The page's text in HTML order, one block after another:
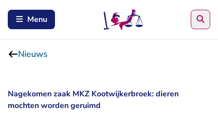
Menu
Nieuws
Nagekomen zaak MKZ Kootwijkerbroek: dieren
mochten worden geruimd